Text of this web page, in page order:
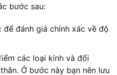
bước sau:
để đánh giá chính xác về độ
các loại kính và đối
Ở bước này bạn nên lưu